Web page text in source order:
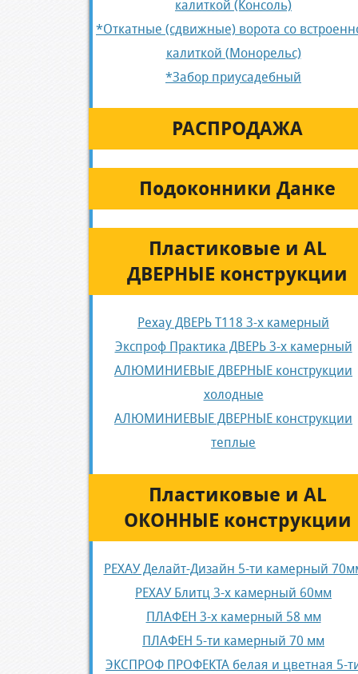
калиткой (Консоль)
*Откатные (сдвижные) ворота со
калиткой (Монорельс)
*Забор приусадебный
РАСПРОДАЖА
Подоконники Данке
Пластиковые и AL
ДВЕРНЫЕ конструкции
Рехау ДВЕРЬ Т118 3-х камерный
Экспроф Практика ДВЕРЬ 3-х камерный
АЛЮМИНИЕВЫЕ ДВЕРНЫЕ конструкции
холодные
АЛЮМИНИЕВЫЕ ДВЕРНЫЕ конструкции
теплые
Пластиковые и AL
ОКОННЫЕ конструкции
РЕХАУ Делайт-Дизайн 5-ти камерный
РЕХАУ Блитц 3-х камерный 60мм
ПЛАФЕН 3-х камерный 58 мм
ПЛАФЕН 5-ти камерный 70 мм
ЭКСПРОФ ПРОФЕКТА белая и цветная 5-